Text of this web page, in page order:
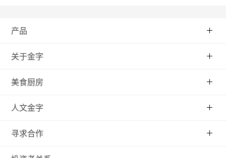
产品
关于金字
美食厨房
人文金字
寻求合作